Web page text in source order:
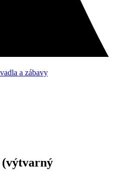
(výtvarný